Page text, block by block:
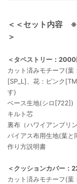
＜＜セット内容 ※
＞
＜タペストリー：2000
カット済みモチーフ(葉
[SP_L]、花：ピンク
す)
ベース生地(シロ[722])
キルト芯
裏布（ハワイアンプリ
バイアス布用生地(葉と
作り方説明書
＜クッションカバー：
カット済みモチーフ(葉